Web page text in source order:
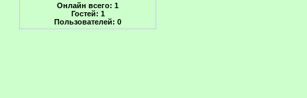
Онлайн всего: 1
Гостей: 1
Пользователей: 0